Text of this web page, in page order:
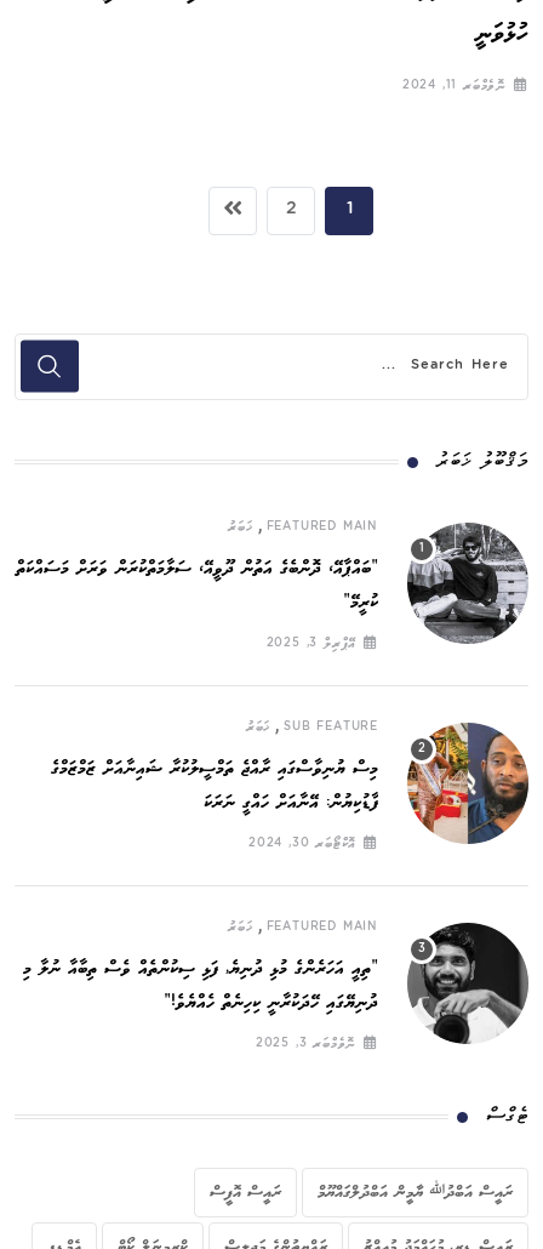
ހުޅުވަނީ
ނޮވެމްބަރ 11, 2024
1
2
މަޤްބޫލު ޚަބަރު
FEATURED MAIN
, ޚަބަރު
”ބައްޕާއޭ، ދޮންބެގެ އަތުން ދޫވީއޭ، ސަލާމަތްކުރަން ވަރަށް މަސައްކަތް
ކުރީމޭ“
އޭޕްރިލް 3, 2025
SUB FEATURE
, ޚަބަރު
މިސް ޔުނިވާސްގައި ރާއްޖެ ތަމްސީލުކުރާ ޝައިނާއަށް ޒަމްޒަމްގެ
ފާޑުކިޔުން: އޭނާއަށް ހައްގީ ނަރަކަ
އޮކްޓޯބަރ 30, 2024
FEATURED MAIN
, ޚަބަރު
”ތިއީ އަހަރެންގެ މުޅި ދުނިޔެ, ފަޅި ސިކުންތެއް ވެސް ތިބާއާ ނުލާ މި
ދުނިޔޭގައި ހޭދަކުރާނީ ކިހިނެތް ހެއްޔެވެ!“
ނޮވެމްބަރ 3, 2025
ޓެގްސް
ރައީސް އަބްދުﷲ ޔާމީން އަބްދުލްގައްޔޫމް ރައީސް އޮފީސް